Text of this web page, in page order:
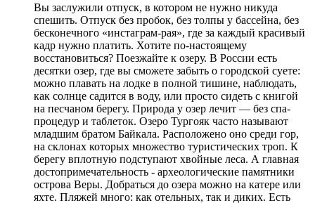
Вы заслужили отпуск, в котором не нужно никуда
спешить. Отпуск без пробок, без толпы у бассейна, без
бесконечного «инстаграм-рая», где за каждый красивый
кадр нужно платить. Хотите по-настоящему
восстановиться? Поезжайте к озеру. В России есть
десятки озер, где вы сможете забыть о городской суете:
можно плавать на лодке в полной тишине, наблюдать,
как солнце садится в воду, или просто сидеть с книгой
на песчаном берегу. Природа у озер лечит — без спа-
процедур и таблеток. Озеро Тургояк часто называют
младшим братом Байкала. Расположено оно среди гор,
на склонах которых множество туристических троп. К
берегу вплотную подступают хвойные леса. А главная
достопримечательность - археологические памятники
острова Веры. Добраться до озера можно на катере или
яхте. Пляжей много: как отельных, так и диких. Есть